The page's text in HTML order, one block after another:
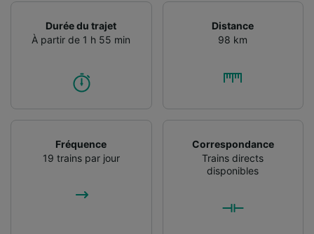
Durée du trajet
À partir de 1 h 55 min
Distance
98 km
Fréquence
19 trains par jour
Correspondance
Trains directs
disponibles
informations sur un appareil. Publicités et
contenu personnalisés, mesure de
services.
Liste de nos partenaires (fournisseurs)